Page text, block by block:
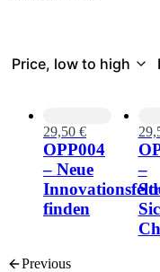
Price, low to high
29,50 €
OPP004
– Neue
finden
–
Previous